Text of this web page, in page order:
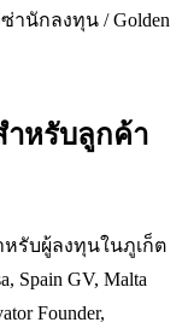
านักลงทุน / Golden
ำหรับลูกค้า
หรับผู้ลงทุนในภูเก็ต
Spain GV, Malta
Founder,